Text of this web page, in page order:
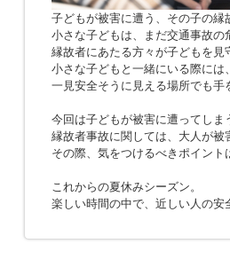
子どもが被害に遭う、その子の
小さな子どもは、まだ交通事故の
縁故者にあたる方々が子どもを
小さな子どもと一緒にいる際には
一見安全そうに見える場所でも
今回は子どもが被害に遭ってし
縁故者事故に関しては、大人が被
その際、気をつけるべきポイン
これからの夏休みシーズン。
楽しい時間の中で、近しい人の